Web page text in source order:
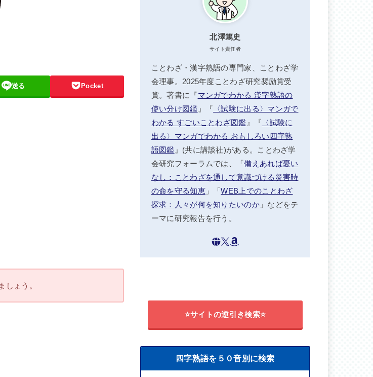
送る Pocket
しょう。
北澤篤史
サイト責任者
ことわざ・漢字熟語の専門家、ことわざ学
会理事。2025年度ことわざ研究奨励賞受
賞。著書に『マンガでわかる 漢字熟語の
使い分け図鑑 』『 〈試験に出る〉マンガで
わかる すごいことわざ図鑑 』『 〈試験に
出る〉マンガでわかる おもしろい四字熟
語図鑑 』(共に講談社)がある。ことわざ学
会研究フォーラムでは、「備えあれば憂い
なし：ことわざを通して意識づける災害時
の命を守る知恵」「WEB上でのことわざ
探求：人々が何を知りたいのか」などをテ
ーマに研究報告を行う。
⭐サイトの逆引き検索⭐
四字熟語を５０音別に検索